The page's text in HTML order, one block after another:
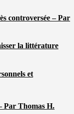
controversée – Par
la littérature
et
Par Thomas H.